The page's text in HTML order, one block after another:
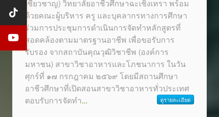
เชี่ยวชาญ) วิทยาลัยอาชีวศึกษาฉะเชิงเทรา พร้อม
ด้วยคณะผู้บริหาร ครู และบุคลากรทางการศึกษา
ร่วมการประชุมการดำเนินการจัดทำหลักสูตรที่
สอดคล้องตามมาตรฐานอาชีพ เพื่อขอรับการ
รับรอง จากสถาบันคุณวุฒิวิชาชีพ (องค์การ
มหาชน) สาขาวิชาอาหารและโภชนาการ ในวัน
ศุกร์ที่ ๑๗ กรกฎาคม ๒๕๖๙ โดยมีสถานศึกษา
อาชีวศึกษาที่เปิดสอนสาขาวิชาอาหารทั่วประเทศ
ตอบรับการจัดทำ... ดูรายละเอียด